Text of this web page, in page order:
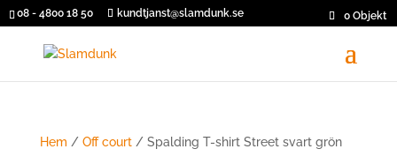
08 - 4800 18 50 kundtjanst@slamdunk.se 0 Objekt
Hem / Off court/ Spalding T-shirt Street svart grön